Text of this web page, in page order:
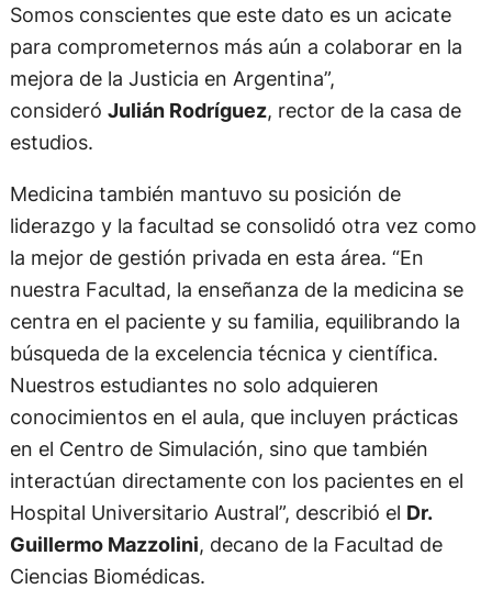
Somos conscientes que este dato es un acicate
para comprometernos más aún a colaborar en la
mejora de la Justicia en Argentina”,
consideró Julián Rodríguez, rector de la casa de
estudios.
Medicina también mantuvo su posición de
liderazgo y la facultad se consolidó otra vez como
la mejor de gestión privada en esta área. “En
nuestra Facultad, la enseñanza de la medicina se
centra en el paciente y su familia, equilibrando la
búsqueda de la excelencia técnica y científica.
Nuestros estudiantes no solo adquieren
conocimientos en el aula, que incluyen prácticas
en el Centro de Simulación, sino que también
interactúan directamente con los pacientes en el
Hospital Universitario Austral”, describió el Dr.
Guillermo Mazzolini, decano de la Facultad de
Ciencias Biomédicas.